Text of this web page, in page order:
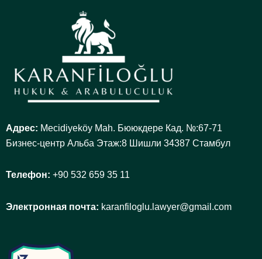
Адрес: Mecidiyeköy Mah. Бююкдере Кад. №:67-71
Бизнес-центр Альба Этаж:8 Шишли 34387 Стамбул
Телефон: +90 532 659 35 11
Электронная почта: karanfiloglu.lawyer@gmail.com